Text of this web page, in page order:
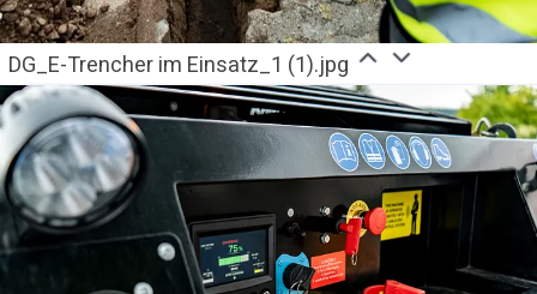
DG_E-Trencher im Einsatz_1 (1).jpg